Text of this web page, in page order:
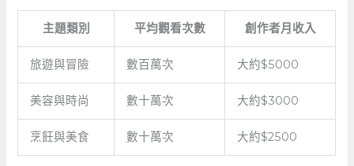
主題類別 平均觀看次數 創作者月收入
旅遊與冒險 數百萬次 大約$5000
美容與時尚 數十萬次 大約$3000
烹飪與美食 數十萬次 大約$2500